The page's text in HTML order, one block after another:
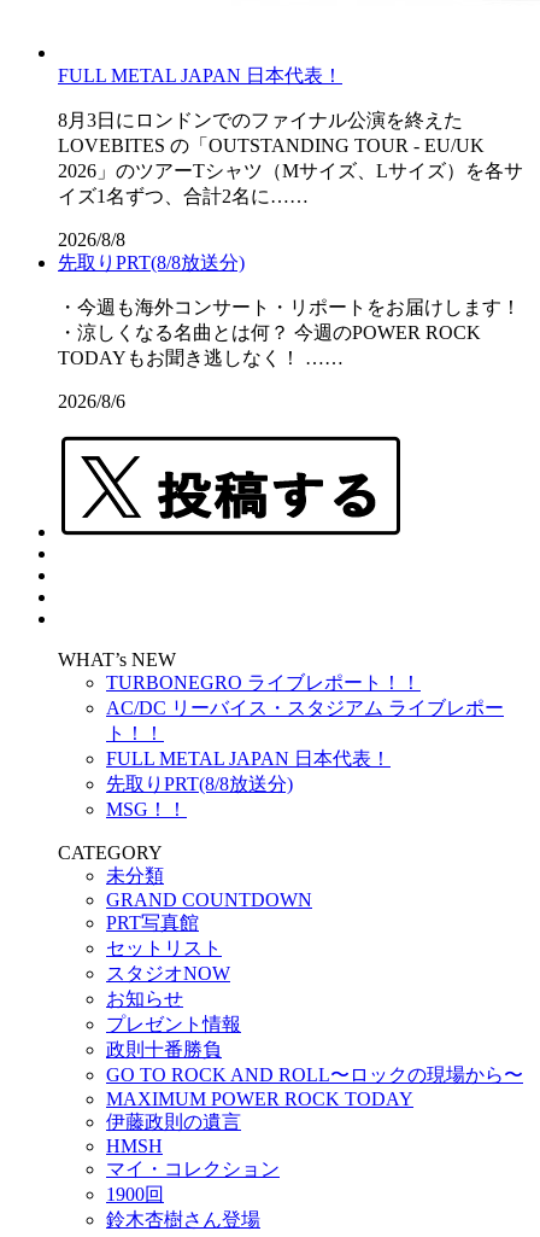
FULL METAL JAPAN 日本代表！
8月3日にロンドンでのファイナル公演を終えた
LOVEBITES の「OUTSTANDING TOUR - EU/UK
2026」のツアーTシャツ（Mサイズ、Lサイズ）を各サ
イズ1名ずつ、合計2名に……
2026/8/8
先取りPRT(8/8放送分)
・今週も海外コンサート・リポートをお届けします！
・涼しくなる名曲とは何？ 今週のPOWER ROCK
TODAYもお聞き逃しなく！ ……
2026/8/6
WHAT’s NEW
TURBONEGRO ライブレポート！！
AC/DC リーバイス・スタジアム ライブレポー
ト！！
FULL METAL JAPAN 日本代表！
先取りPRT(8/8放送分)
MSG！！
CATEGORY
未分類
GRAND COUNTDOWN
PRT写真館
セットリスト
スタジオNOW
お知らせ
プレゼント情報
政則十番勝負
GO TO ROCK AND ROLL〜ロックの現場から〜
MAXIMUM POWER ROCK TODAY
伊藤政則の遺言
HMSH
マイ・コレクション
1900回
鈴木杏樹さん登場